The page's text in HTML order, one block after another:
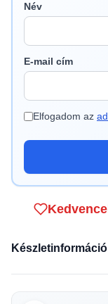
Név
E-mail cím
Elfogadom az
Készletinformáció